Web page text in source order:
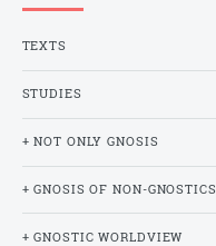
TEXTS
STUDIES
+ NOT ONLY GNOSIS
+ GNOSIS OF NON-GNOSTICS
+ GNOSTIC WORLDVIEW